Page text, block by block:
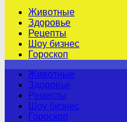
Животные
Здоровье
Рецепты
Шоу бизнес
Гороскоп
Животные
Здоровье
Рецепты
Шоу бизнес
Гороскоп